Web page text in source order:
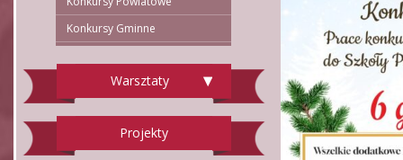
Konkursy Gminne
Warsztaty
Projekty